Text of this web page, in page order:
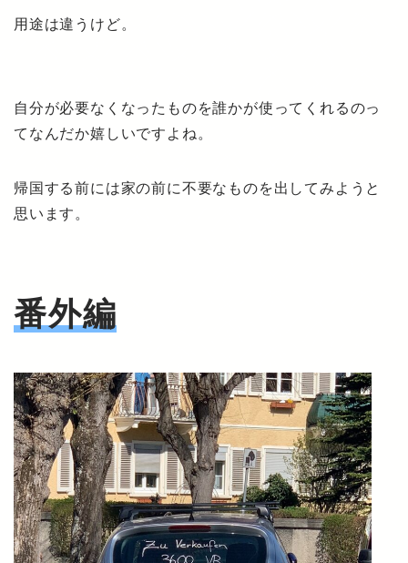
用途は違うけど。
自分が必要なくなったものを誰かが使ってくれるのっ
てなんだか嬉しいですよね。
帰国する前には家の前に不要なものを出してみようと
思います。
番外編